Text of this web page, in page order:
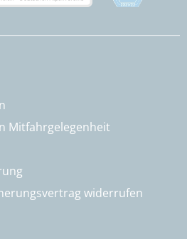
Mitfahrgelegenheit
widerrufen